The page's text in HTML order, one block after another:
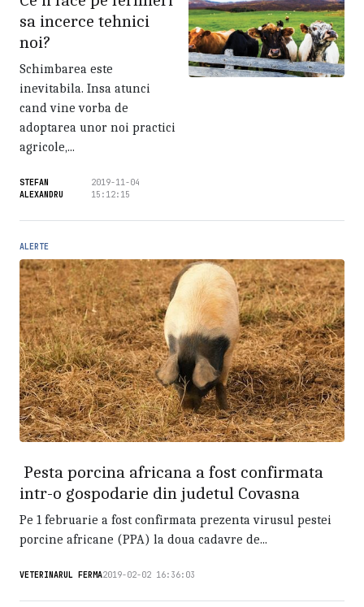
ALERTE
Pesta porcina africana a fost confirmata
intr-o gospodarie din judetul Covasna
Pe 1 februarie a fost confirmata prezenta virusul pestei
porcine africane (PPA) la doua cadavre de...
VETERINARUL FERMA2019-02-02 16:36:03
sa incerce tehnici
noi?
Schimbarea este
inevitabila. Insa atunci
cand vine vorba de
adoptarea unor noi practici
agricole,...
STEFAN
ALEXANDRU
2019-11-04
15:12:15